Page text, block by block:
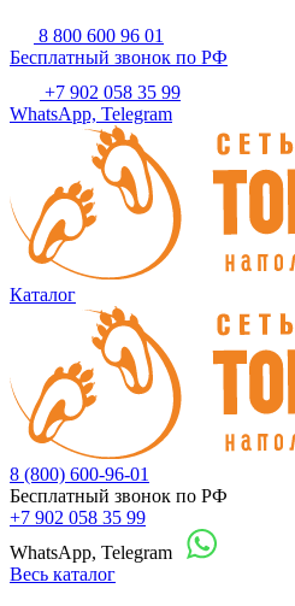
8 800 600 96 01
Бесплатный звонок по РФ
+7 902 058 35 99
WhatsApp, Telegram
Каталог
8 (800) 600-96-01
Бесплатный звонок по РФ
+7 902 058 35 99
WhatsApp, Telegram
Весь каталог